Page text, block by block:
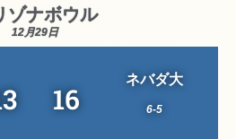
ゾナボウル
12月29日
16
ネバダ大
6-5